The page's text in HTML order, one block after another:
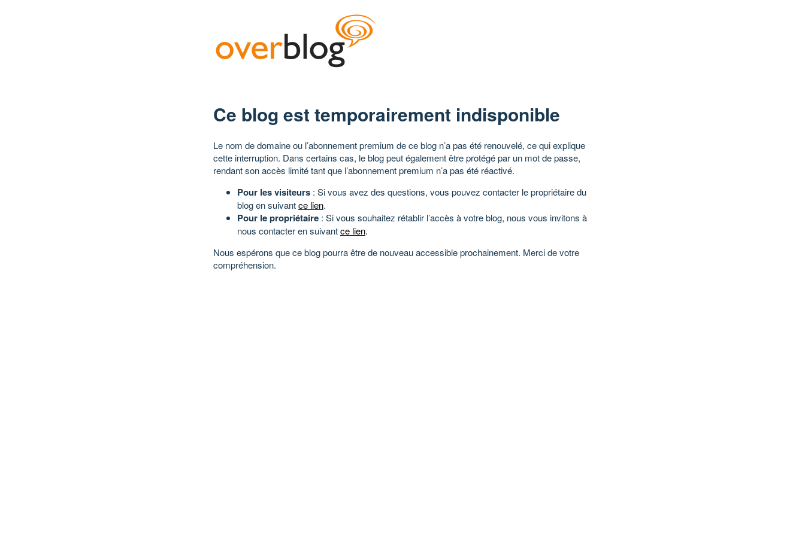
Ce blog est temporairement indisponible
Le nom de domaine ou l’abonnement premium de ce blog n’a pas été renouvelé, ce qui explique
cette interruption. Dans certains cas, le blog peut également être protégé par un mot de passe,
rendant son accès limité tant que l’abonnement premium n’a pas été réactivé.
Pour les visiteurs : Si vous avez des questions, vous pouvez contacter le propriétaire du
blog en suivantce lien.
Pour le propriétaire : Si vous souhaitez rétablir l’accès à votre blog, nous vous invitons à
nous contacter en suivantce lien.
Nous espérons que ce blog pourra être de nouveau accessible prochainement. Merci de votre
compréhension.